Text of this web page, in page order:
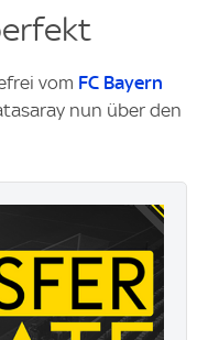
vom FC Bayern
nun über den